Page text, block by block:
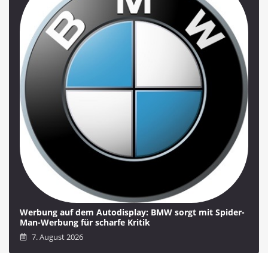
Werbung auf dem Autodisplay: BMW sorgt mit Spider-
Man-Werbung für scharfe Kritik
7. August 2026